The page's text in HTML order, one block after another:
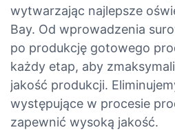
wytwarzając najlepsze
Bay. Od wprowadzenia
po produkcję gotowego
każdy etap, aby
jakość produkcji.
występujące w procesie
zapewnić wysoką jakość.